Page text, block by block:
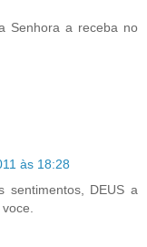
Senhora a receba no
às 18:28
sentimentos, DEUS a